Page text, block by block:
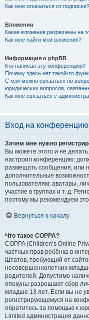
Как мне отказаться от подписки?
Вложения
Какие вложения разрешены на
Как мне найти мои вложения?
Информация о phpBB
Кто написал эту конференцию?
Почему здесь нет такой-то
С кем можно связаться по
юридических вопросов,
Как мне связаться с
Вход на конференцию
Зачем мне нужно
Вы можете этого и не
настроил конференцию:
размещать сообщения, или
дополнительные
пользователям: аватары,
участие в группах и т. д.
поэтому мы рекомендуем
Вернуться к началу
Что такое COPPA?
COPPA (Children’s Online
частных прав ребёнка в
Штатов, требующий от
несовершеннолетних
родителей. Допустимо
опекуны разрешают сбор
младше 13 лет. Если вы не
регистрирующемуся на
обратитесь за помощью к
Limited администрация